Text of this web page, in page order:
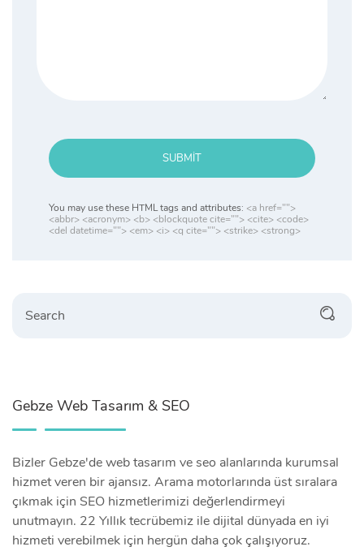
SUBMIT
You may use these HTML tags and attributes: <a href="">
<abbr> <acronym> <b> <blockquote cite=""> <cite> <code>
<del datetime=""> <em> <i> <q cite=""> <strike> <strong>
Gebze Web Tasarım & SEO
Bizler Gebze'de web tasarım ve seo alanlarında kurumsal
hizmet veren bir ajansız. Arama motorlarında üst sıralara
çıkmak için SEO hizmetlerimizi değerlendirmeyi
unutmayın. 22 Yıllık tecrübemiz ile dijital dünyada en iyi
hizmeti verebilmek için hergün daha çok çalışıyoruz.